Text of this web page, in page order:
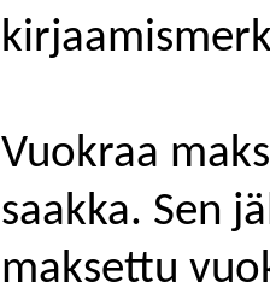
Vuokraa
saakka. Sen
maksettu